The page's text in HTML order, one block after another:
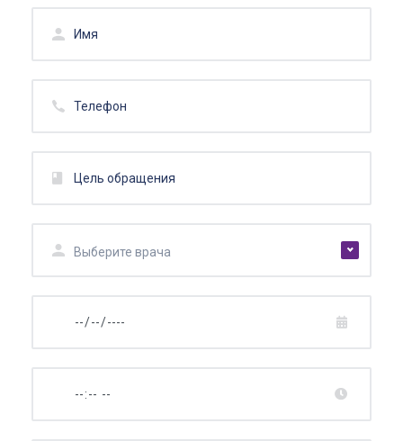
Выберите врача